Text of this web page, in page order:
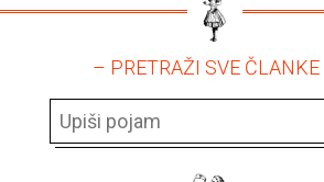
– PRETRAŽI SVE